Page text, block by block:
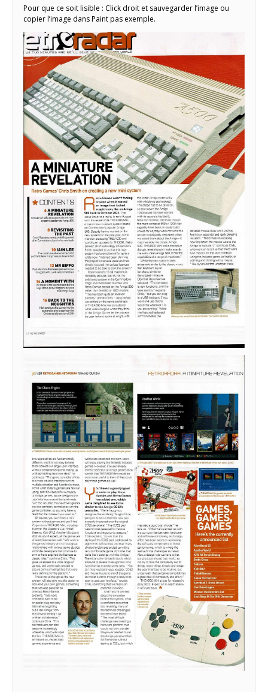
Pour que ce soit lisible : Click droit et sauvegarder l’image ou
copier l’image dans Paint pas exemple.